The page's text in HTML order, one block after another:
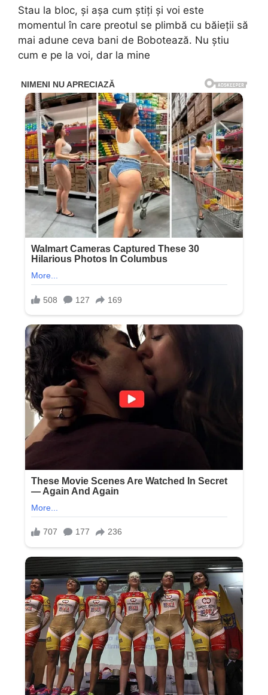
Stau la bloc, și așa cum știți și voi este
momentul în care preotul se plimbă cu băieții să
mai adune ceva bani de Bobotează. Nu știu
cum e pe la voi, dar la mine